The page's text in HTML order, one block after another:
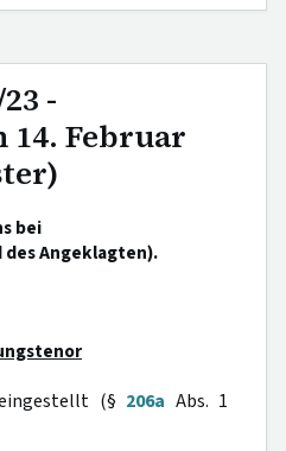
-
14. Februar
bei
Angeklagten).
(§ 206a Abs. 1